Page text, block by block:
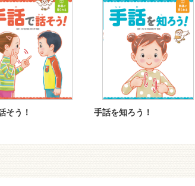
そう！ 手話を知ろう！